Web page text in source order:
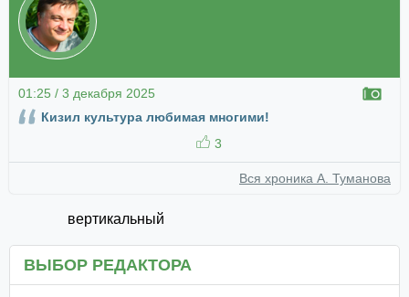
01:25 / 3 декабря 2025
Кизил культура любимая многими!
3
Вся хроника А. Туманова
вертикальный
ВЫБОР РЕДАКТОРА